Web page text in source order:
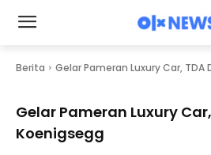
Berita Gelar Pameran Luxury Car,
Gelar Pameran Luxury
Koenigsegg